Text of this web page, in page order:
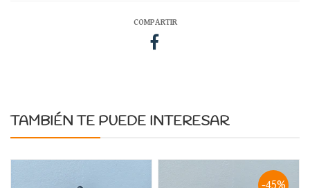
COMPARTIR
TAMBIÉN TE PUEDE INTERESAR
-45%